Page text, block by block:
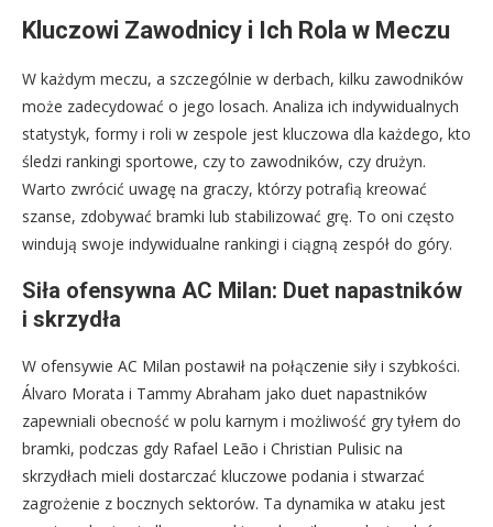
Kluczowi Zawodnicy i Ich Rola w Meczu
W każdym meczu, a szczególnie w derbach, kilku zawodników
może zadecydować o jego losach. Analiza ich indywidualnych
statystyk, formy i roli w zespole jest kluczowa dla każdego, kto
śledzi rankingi sportowe, czy to zawodników, czy drużyn.
Warto zwrócić uwagę na graczy, którzy potrafią kreować
szanse, zdobywać bramki lub stabilizować grę. To oni często
windują swoje indywidualne rankingi i ciągną zespół do góry.
Siła ofensywna AC Milan: Duet napastników
i skrzydła
W ofensywie AC Milan postawił na połączenie siły i szybkości.
Álvaro Morata i Tammy Abraham jako duet napastników
zapewniali obecność w polu karnym i możliwość gry tyłem do
bramki, podczas gdy Rafael Leão i Christian Pulisic na
skrzydłach mieli dostarczać kluczowe podania i stwarzać
zagrożenie z bocznych sektorów. Ta dynamika w ataku jest